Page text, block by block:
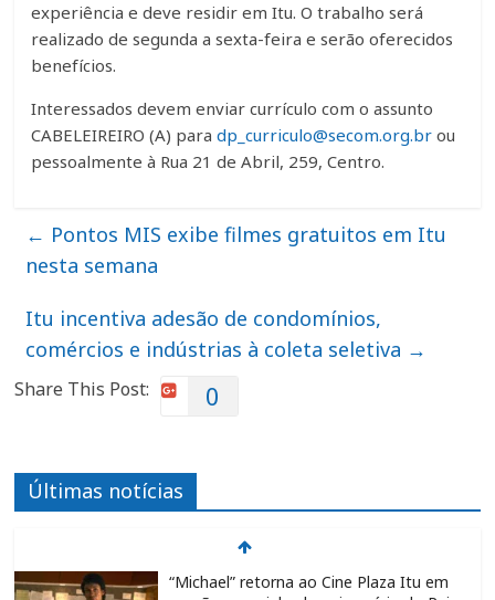
experiência e deve residir em Itu. O trabalho será
realizado de segunda a sexta-feira e serão oferecidos
benefícios.
Interessados devem enviar currículo com o assunto
CABELEIREIRO (A) paradp_curriculo@secom.org.br ou
pessoalmente à Rua 21 de Abril, 259, Centro.
← Pontos MIS exibe filmes gratuitos em Itu
nesta semana
Itu incentiva adesão de condomínios,
comércios e indústrias à coleta seletiva →
Share This Post: 0
Últimas notícias
“Michael” retorna ao Cine Plaza Itu em